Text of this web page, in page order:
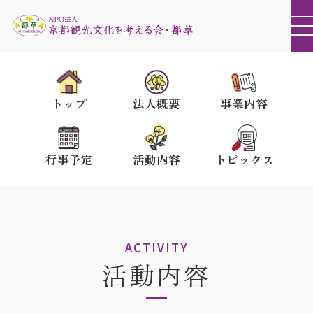
トップ 法人概要 事業内容
行事予定 活動内容 トピックス
ACTIVITY
活動内容